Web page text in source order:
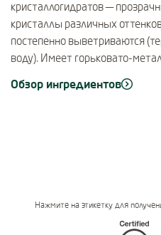
кристаллогидратов —
кристаллы различных
постепенно выветриваются
воду). Имеет горьковато-
Обзор ингредиентов
Нажмите на этикетку для